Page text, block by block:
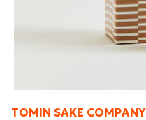
TOMIN SAKE COMPANY